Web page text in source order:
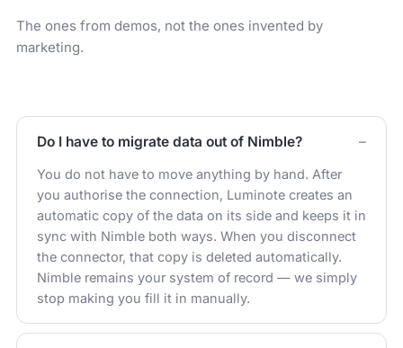
The ones from demos, not the ones invented by
marketing.
Do I have to migrate data out of Nimble?
You do not have to move anything by hand. After
you authorise the connection, Luminote creates an
automatic copy of the data on its side and keeps it in
sync with Nimble both ways. When you disconnect
the connector, that copy is deleted automatically.
Nimble remains your system of record — we simply
stop making you fill it in manually.